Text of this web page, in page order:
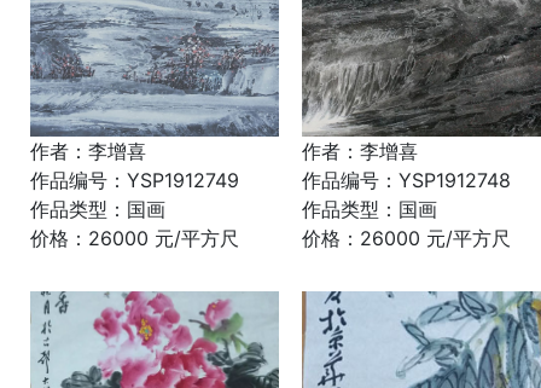
作者：李增喜
作品编号：YSP1912749
作品类型：国画
价格：26000 元/平方尺
作者：李增喜
作品编号：YSP1912748
作品类型：国画
价格：26000 元/平方尺